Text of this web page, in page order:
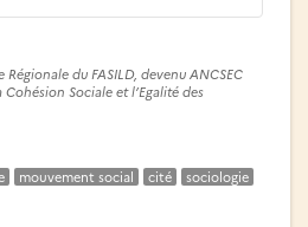
Régionale du FASILD, devenu ANCSEC
Sociale et l’Egalité des
mouvement social cité
sociologie